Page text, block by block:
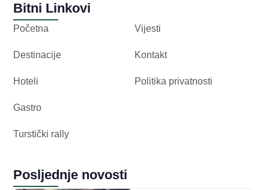
Bitni Linkovi
Početna
Destinacije
Hoteli
Gastro
Turstički rally
Vijesti
Kontakt
Politika privatnosti
Posljednje novosti